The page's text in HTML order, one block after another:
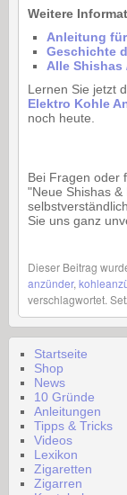
Weitere
Anleitung
Geschichte
Alle Shishas
Lernen Sie jetzt
Elektro Kohle
noch heute.
Bei Fragen oder
"Neue Shishas
Sie uns ganz
Dieser Beitrag
anzünder,
verschlagwortet.
Startseite
Shop
News
10 Gründe
Anleitungen
Tipps & Tricks
Videos
Lexikon
Zigaretten
Zigarren